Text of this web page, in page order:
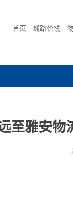
首页 线路价钱
至雅安物